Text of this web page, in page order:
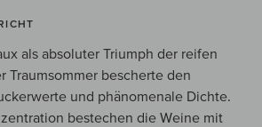
als absoluter Triumph der reifen
Traumsommer bescherte den
und phänomenale Dichte.
bestechen die Weine mit